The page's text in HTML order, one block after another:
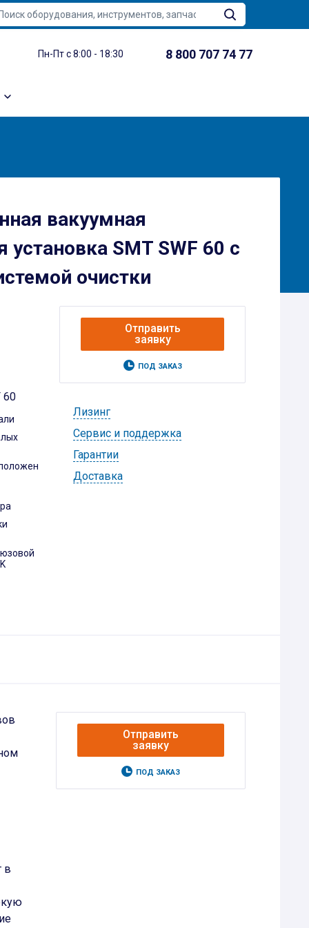
Пн-Пт с 8:00 - 18:30 8 800 707 74 77
вакуумная
установка SMT SWF 60 с
очистки
60
Отправить
заявку
ПОД ЗАКАЗ
Лизинг
Cервис и поддержка
Гарантии
Доставка
в
Отправить
заявку
ПОД ЗАКАЗ